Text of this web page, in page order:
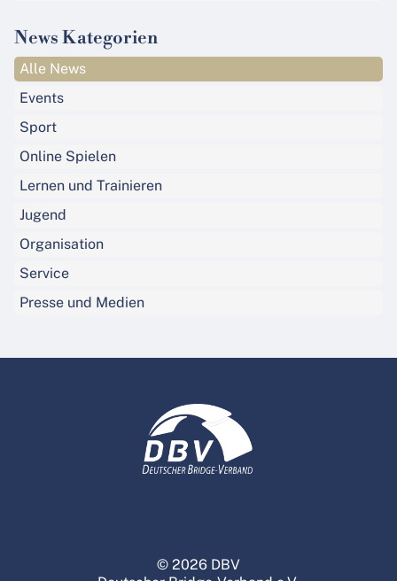
News Kategorien
Alle News
Events
Sport
Online Spielen
Lernen und Trainieren
Jugend
Organisation
Service
Presse und Medien
© 2026 DBV